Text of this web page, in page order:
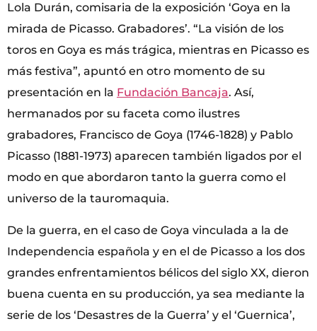
Lola Durán, comisaria de la exposición ‘Goya en la
mirada de Picasso. Grabadores’. “La visión de los
toros en Goya es más trágica, mientras en Picasso es
más festiva”, apuntó en otro momento de su
presentación en la Fundación Bancaja. Así,
hermanados por su faceta como ilustres
grabadores, Francisco de Goya (1746-1828) y Pablo
Picasso (1881-1973) aparecen también ligados por el
modo en que abordaron tanto la guerra como el
universo de la tauromaquia.
De la guerra, en el caso de Goya vinculada a la de
Independencia española y en el de Picasso a los dos
grandes enfrentamientos bélicos del siglo XX, dieron
buena cuenta en su producción, ya sea mediante la
serie de los ‘Desastres de la Guerra’ y el ‘Guernica’,